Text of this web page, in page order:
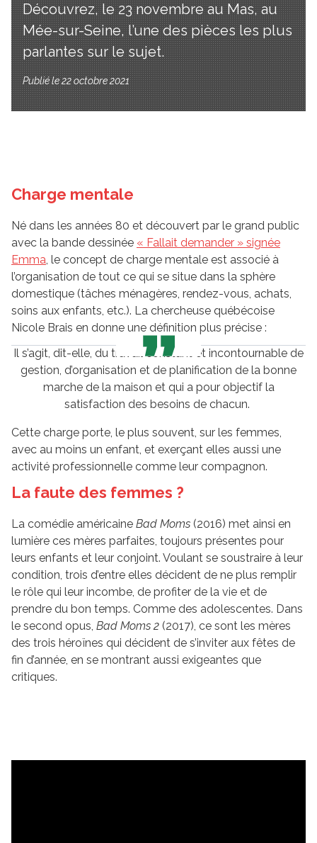
Découvrez, le 23 novembre au Mas, au
Mée-sur-Seine, l’une des pièces les plus
parlantes sur le sujet.
Publié le 22 octobre 2021
Charge mentale
Né dans les années 80 et découvert par le grand public
avec la bande dessinée « Fallait demander » signée
Emma, le concept de charge mentale est associé à
l’organisation de tout ce qui se situe dans la sphère
domestique (tâches ménagères, rendez-vous, achats,
soins aux enfants, etc.). La chercheuse québécoise
Nicole Brais en donne une définition plus précise :
Il s’agit, dit-elle, du travail constant et incontournable de
gestion, d’organisation et de planification de la bonne
marche de la maison et qui a pour objectif la
satisfaction des besoins de chacun.
Cette charge porte, le plus souvent, sur les femmes,
avec au moins un enfant, et exerçant elles aussi une
activité professionnelle comme leur compagnon.
La faute des femmes ?
La comédie américaine Bad Moms (2016) met ainsi en
lumière ces mères parfaites, toujours présentes pour
leurs enfants et leur conjoint. Voulant se soustraire à leur
condition, trois d’entre elles décident de ne plus remplir
le rôle qui leur incombe, de profiter de la vie et de
prendre du bon temps. Comme des adolescentes. Dans
le second opus, Bad Moms 2 (2017), ce sont les mères
des trois héroïnes qui décident de s’inviter aux fêtes de
fin d’année, en se montrant aussi exigeantes que
critiques.